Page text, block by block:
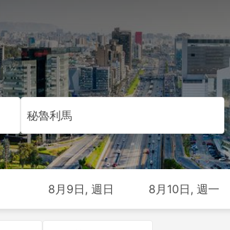
秘魯利馬
8月9日, 週日 8月10日, 週一